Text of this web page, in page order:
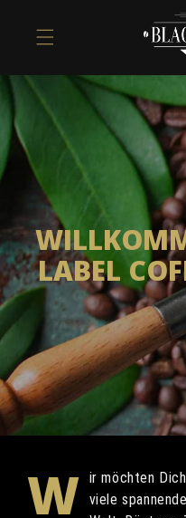
Inhalt
LABEL
W ir möchten
viele